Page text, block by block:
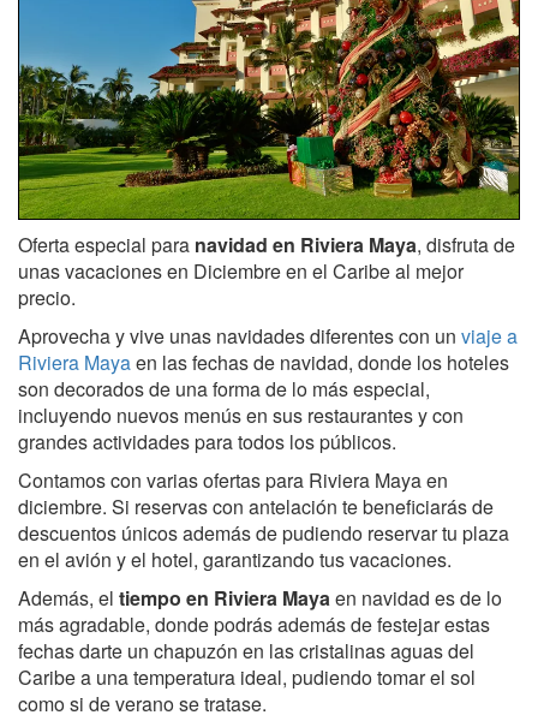
Oferta especial para navidad en Riviera Maya, disfruta de
unas vacaciones en Diciembre en el Caribe al mejor
precio.
Aprovecha y vive unas navidades diferentes con un viaje a
Riviera Mayaen las fechas de navidad, donde los hoteles
son decorados de una forma de lo más especial,
incluyendo nuevos menús en sus restaurantes y con
grandes actividades para todos los públicos.
Contamos con varias ofertas para Riviera Maya en
diciembre. Si reservas con antelación te beneficiarás de
descuentos únicos además de pudiendo reservar tu plaza
en el avión y el hotel, garantizando tus vacaciones.
Además, el tiempo en Riviera Mayaen navidad es de lo
más agradable, donde podrás además de festejar estas
fechas darte un chapuzón en las cristalinas aguas del
Caribe a una temperatura ideal, pudiendo tomar el sol
como si de verano se tratase.